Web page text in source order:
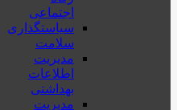
اجتماعی
سیاستگذاری
سلامت
مدیریت
اطلاعات
بهداشتی
مدیریت